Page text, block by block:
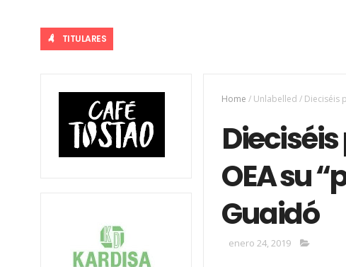
TITULARES
Home / Unlabelled/ Dieciséis
OEA su
Guaidó
enero 24, 2019